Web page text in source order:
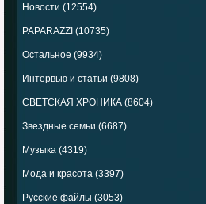
Новости (12554)
PAPARAZZI (10735)
Остальное (9934)
Интервью и статьи (9808)
СВЕТСКАЯ ХРОНИКА (8604)
Звездные семьи (6687)
Музыка (4319)
Мода и красота (3397)
Русские файлы (3053)